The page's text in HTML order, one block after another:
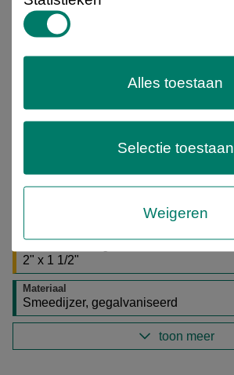
Specificaties
CE Conformiteitverklaring (Ja / Nee)
Garantie
73071910
2" x 1 1/2"
Materiaal
Smeedijzer, gegalvaniseerd
toon meer
Weigeren
Selectie toestaan
Alles toestaan